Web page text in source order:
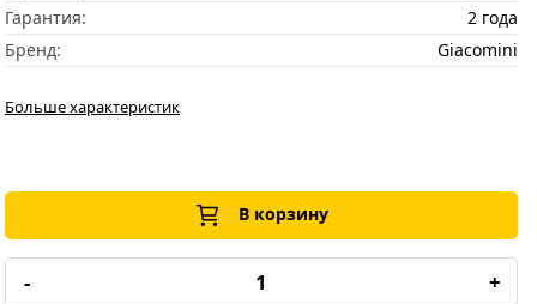
Гарантия:
2 года
Бренд:
Giacomini
Больше характеристик
В корзину
- +